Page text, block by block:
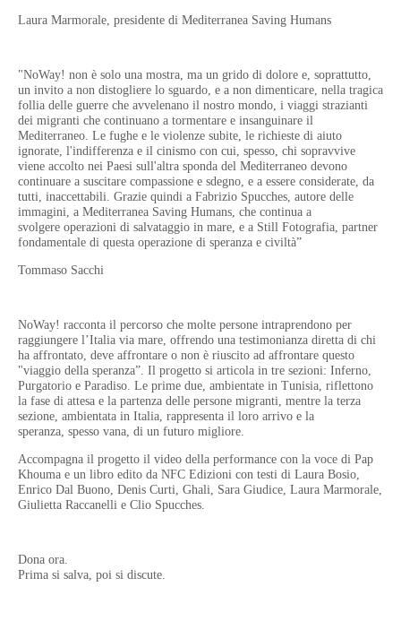
Laura Marmorale, presidente di Mediterranea Saving Humans
"NoWay! non è solo una mostra, ma un grido di dolore e, soprattutto,
un invito a non distogliere lo sguardo, e a non dimenticare, nella tragica
follia delle guerre che avvelenano il nostro mondo, i viaggi strazianti
dei migranti che continuano a tormentare e insanguinare il
Mediterraneo. Le fughe e le violenze subite, le richieste di aiuto
ignorate, l'indifferenza e il cinismo con cui, spesso, chi sopravvive
viene accolto nei Paesi sull'altra sponda del Mediterraneo devono
continuare a suscitare compassione e sdegno, e a essere considerate, da
tutti, inaccettabili. Grazie quindi a Fabrizio Spucches, autore delle
immagini, a Mediterranea Saving Humans, che continua a
svolgere operazioni di salvataggio in mare, e a Still Fotografia, partner
fondamentale di questa operazione di speranza e civiltà”
Tommaso Sacchi
NoWay! racconta il percorso che molte persone intraprendono per
raggiungere l’Italia via mare, offrendo una testimonianza diretta di chi
ha affrontato, deve affrontare o non è riuscito ad affrontare questo
"viaggio della speranza”. Il progetto si articola in tre sezioni: Inferno,
Purgatorio e Paradiso. Le prime due, ambientate in Tunisia, riflettono
la fase di attesa e la partenza delle persone migranti, mentre la terza
sezione, ambientata in Italia, rappresenta il loro arrivo e la
speranza, spesso vana, di un futuro migliore.
Accompagna il progetto il video della performance con la voce di Pap
Khouma e un libro edito da NFC Edizioni con testi di Laura Bosio,
Enrico Dal Buono, Denis Curti, Ghali, Sara Giudice, Laura Marmorale,
Giulietta Raccanelli e Clio Spucches.
Dona ora.
Prima si salva, poi si discute.